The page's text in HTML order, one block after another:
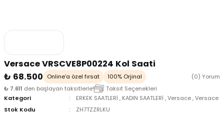
Versace VRSCVE8P00224 Kol Saati
₺ 68.500
Online'a özel fırsat 100% Orjinal
(0) Yorum
₺ 7.611 den başlayan taksitlerle!
Taksit Seçenekleri
Kategori
ERKEK SAATLERİ , KADIN SAATLERİ ,Versace ,Versace
Stok Kodu
ZH7TZZRLKU